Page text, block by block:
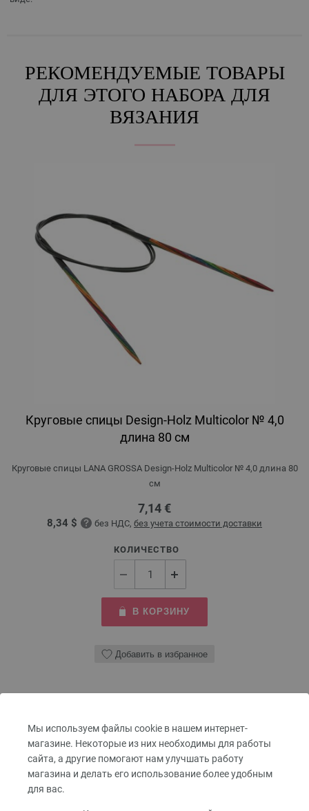
Мы используем файлы cookie в нашем интернет-
магазине. Некоторые из них необходимы для работы
сайта, а другие помогают нам улучшать работу
магазина и делать его использование более удобным
для вас.
РЕКОМЕНДУЕМЫЕ ТОВАРЫ
ДЛЯ ЭТОГО НАБОРА ДЛЯ
ВЯЗАНИЯ
Круговые спицы Design-Holz Multicolor № 4,0
длина 80 см
Круговые спицы LANA GROSSA Design-Holz Multicolor № 4,0 длина 80
см
7,14 €
8,34 $ без НДС, без учета стоимости доставки
КОЛИЧЕСТВО
В КОРЗИНУ
Добавить в избранное